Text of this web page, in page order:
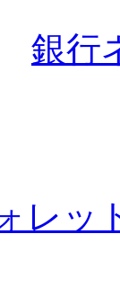
銀行
レッ